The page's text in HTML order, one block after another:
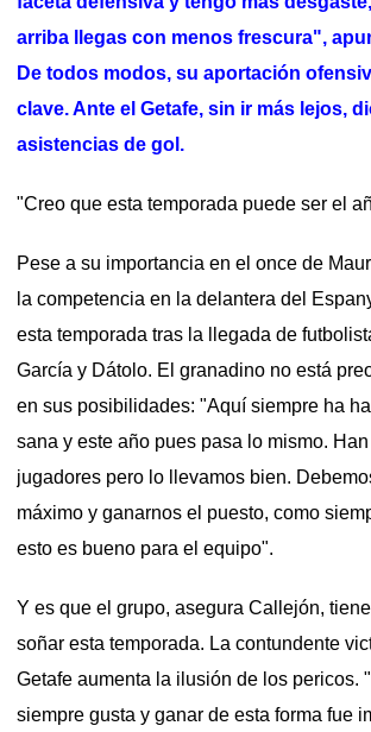
arriba llegas con menos frescura",
De todos modos, su aportación
clave. Ante el Getafe, sin ir más lejos,
asistencias de gol.
"Creo que esta temporada puede ser el
Pese a su importancia en el once de
la competencia en la delantera del
esta temporada tras la llegada de
García y Dátolo. El granadino no está
en sus posibilidades: "Aquí siempre ha
sana y este año pues pasa lo mismo.
jugadores pero lo llevamos bien.
máximo y ganarnos el puesto, como
esto es bueno para el equipo".
Y es que el grupo, asegura Callejón,
soñar esta temporada. La contundente
Getafe aumenta la ilusión de los pericos.
siempre gusta y ganar de esta forma fue